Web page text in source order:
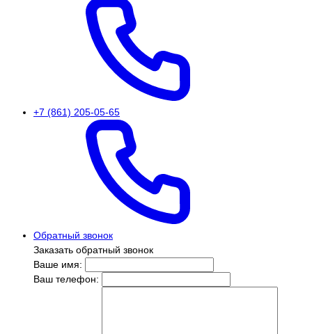
+7 (861) 205-05-65
Обратный звонок
Заказать обратный звонок
Ваше имя:
Ваш телефон: